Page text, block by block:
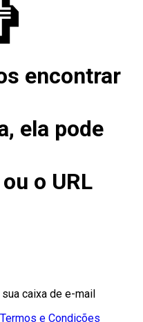
encontrar
ela pode
o URL
caixa de e-mail
Termos e Condições